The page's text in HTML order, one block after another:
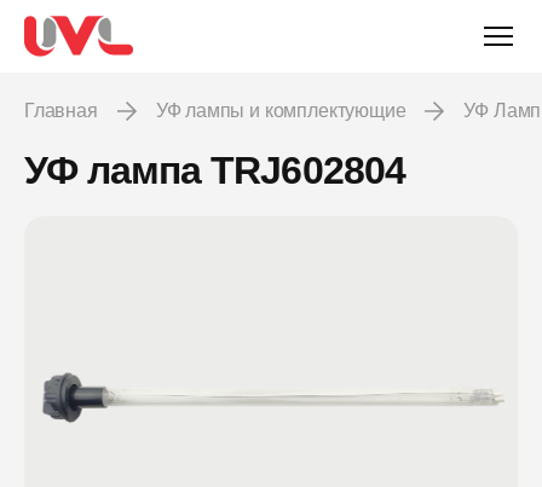
Главная УФ лампы и комплектующие УФ
УФ лампа TRJ602804